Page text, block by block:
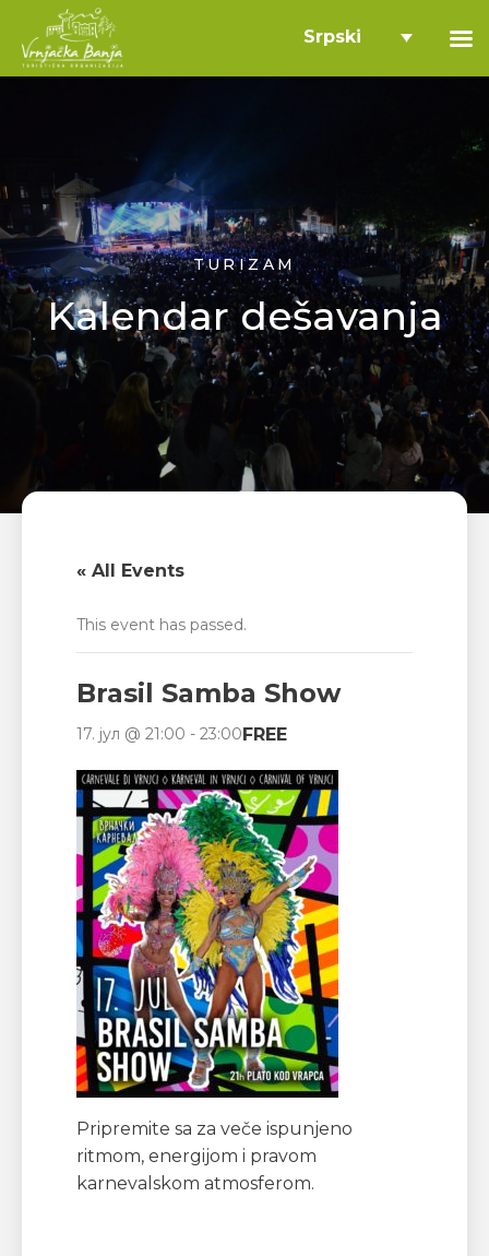
TURIZAM
Kalendar dešavanja
« All Events
This event has passed.
Brasil Samba Show
17. јул @ 21:00 - 23:00FREE
Pripremite sa za veče ispunjeno
ritmom, energijom i pravom
karnevalskom atmosferom.
Srpski